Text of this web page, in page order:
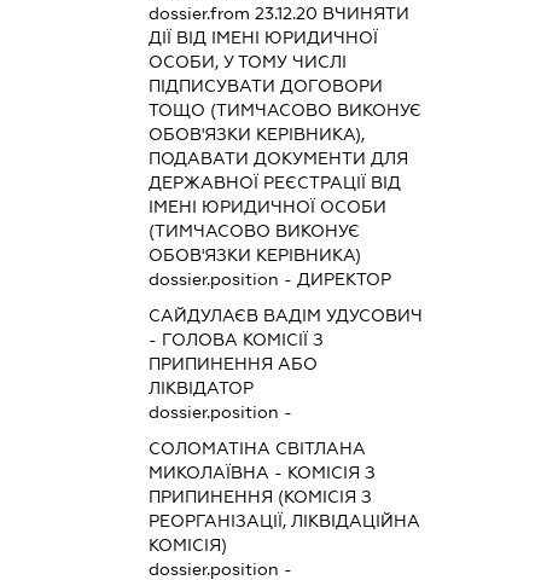
dossier.from 23.12.20 ВЧИНЯТИ
ДІЇ ВІД ІМЕНІ ЮРИДИЧНОЇ
ОСОБИ, У ТОМУ ЧИСЛІ
ПІДПИСУВАТИ ДОГОВОРИ
ТОЩО (ТИМЧАСОВО ВИКОНУЄ
ОБОВ'ЯЗКИ КЕРІВНИКА),
ПОДАВАТИ ДОКУМЕНТИ ДЛЯ
ДЕРЖАВНОЇ РЕЄСТРАЦІЇ ВІД
ІМЕНІ ЮРИДИЧНОЇ ОСОБИ
(ТИМЧАСОВО ВИКОНУЄ
ОБОВ'ЯЗКИ КЕРІВНИКА)
dossier.position - ДИРЕКТОР
САЙДУЛАЄВ ВАДІМ УДУСОВИЧ
- ГОЛОВА КОМІСІЇ З
ПРИПИНЕННЯ АБО
ЛІКВІДАТОР
dossier.position -
СОЛОМАТІНА СВІТЛАНА
МИКОЛАЇВНА - КОМІСІЯ З
ПРИПИНЕННЯ (КОМІСІЯ З
РЕОРГАНІЗАЦІЇ, ЛІКВІДАЦІЙНА
КОМІСІЯ)
dossier.position -